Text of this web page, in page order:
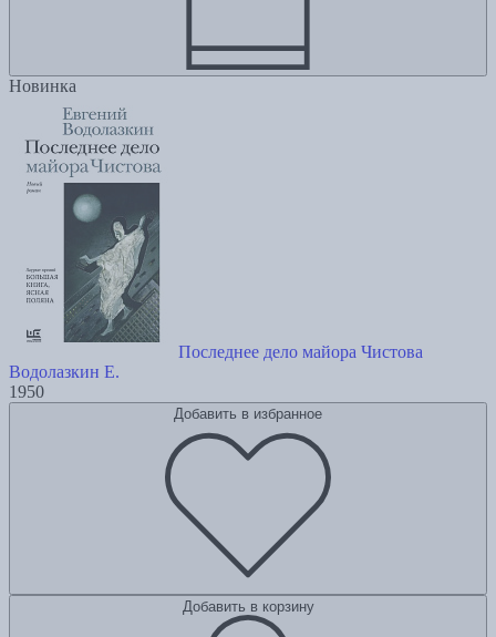
Новинка
Последнее дело майора Чистова
Водолазкин Е.
1950
Добавить в избранное
Добавить в корзину